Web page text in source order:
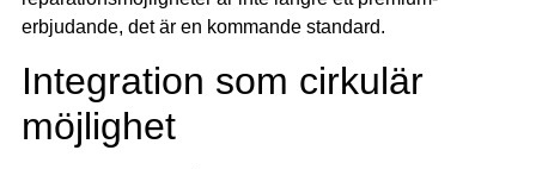
erbjudande, det är en kommande standard.
Integration som cirkulär
möjlighet